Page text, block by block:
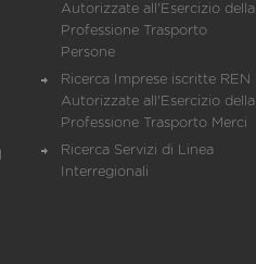
Autorizzate all'Esercizio della
Professione Trasporto
Persone
Ricerca Imprese iscritte REN
Autorizzate all'Esercizio della
Professione Trasporto Merci
Ricerca Servizi di Linea
Interregionali